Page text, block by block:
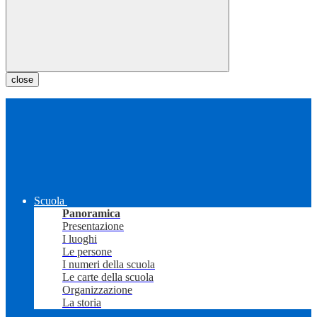
close
Scuola
Panoramica
Presentazione
I luoghi
Le persone
I numeri della scuola
Le carte della scuola
Organizzazione
La storia